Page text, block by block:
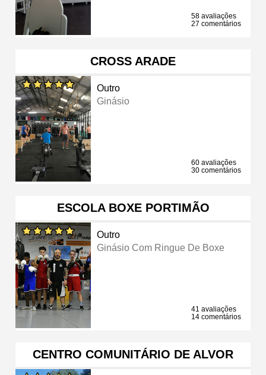
58 avaliações
27 comentários
CROSS ARADE
Outro
Ginásio
60 avaliações
30 comentários
ESCOLA BOXE PORTIMÃO
Outro
Ginásio Com Ringue De Boxe
41 avaliações
14 comentários
CENTRO COMUNITÁRIO DE ALVOR